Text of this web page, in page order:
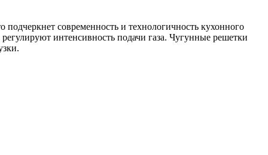
современность и технологичность кухонного
интенсивность подачи газа. Чугунные решетки